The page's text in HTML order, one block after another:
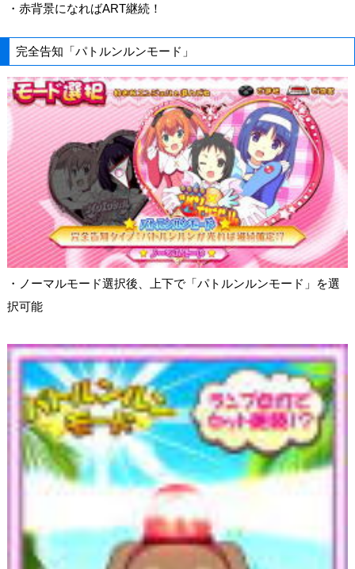
・赤背景になればART継続！
完全告知「パトルンルンモード」
・ノーマルモード選択後、上下で「パトルンルンモード」を選
択可能